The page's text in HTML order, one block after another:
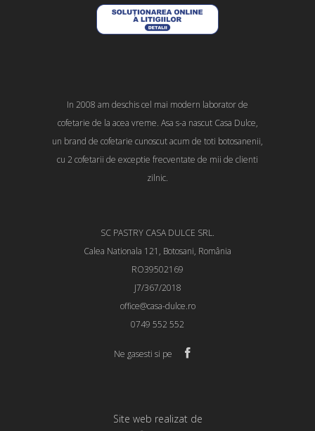
In 2008 am deschis cel mai modern laborator de
cofetarie de la acea vreme. Asa s-a nascut Casa Dulce,
un brand de cofetarie cunoscut acum de toti botosanenii,
cu 2 cofetarii de exceptie frecventate de mii de clienti
zilnic.
SC PASTRY CASA DULCE SRL.
Calea Nationala 121, Botosani, România
RO39502169
J7/367/2018
office@casa-dulce.ro
0749 552 552
Ne gasesti si pe
Site web realizat de